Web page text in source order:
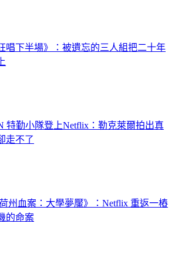
唱下半場》：被遺忘的三人組把二十年
特勤小隊登上Netflix：勒克萊爾拍出真
走不了
荷州血案：大學夢魘》：Netflix 重返一樁
的命案